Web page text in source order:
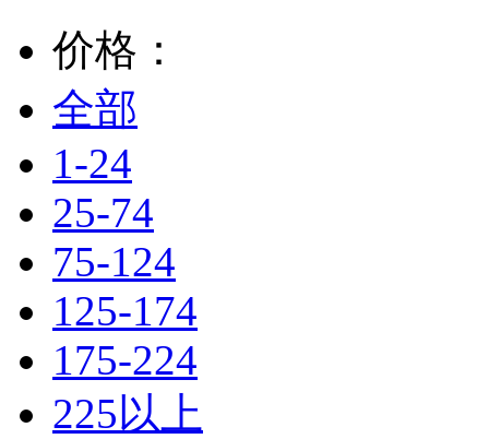
价格：
全部
1-24
25-74
75-124
125-174
175-224
225以上